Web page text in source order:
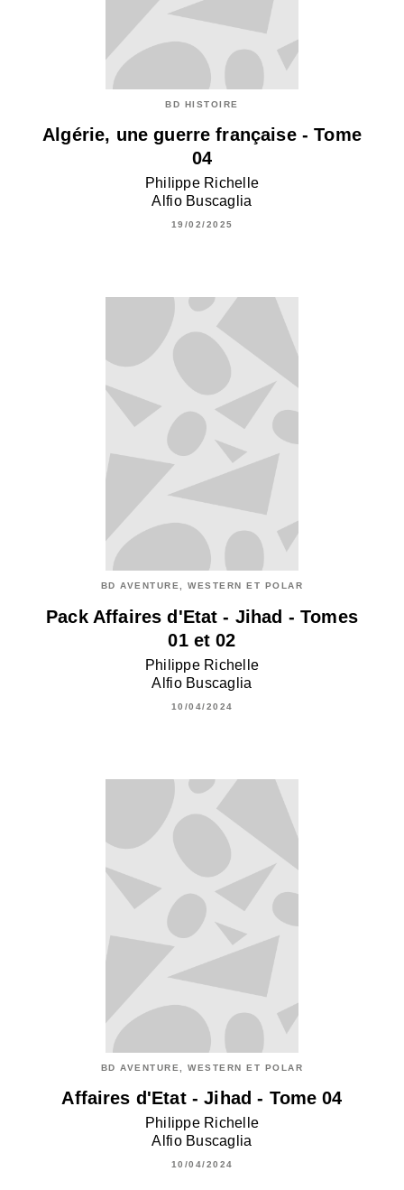
BD HISTOIRE
Algérie, une guerre française - Tome
04
Philippe Richelle
Alfio Buscaglia
19/02/2025
BD AVENTURE, WESTERN ET POLAR
Pack Affaires d'Etat - Jihad - Tomes
01 et 02
Philippe Richelle
Alfio Buscaglia
10/04/2024
BD AVENTURE, WESTERN ET POLAR
Affaires d'Etat - Jihad - Tome 04
Philippe Richelle
Alfio Buscaglia
10/04/2024